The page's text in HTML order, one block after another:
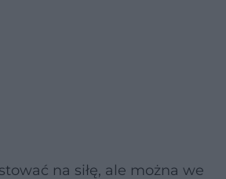
na siłę, ale można we